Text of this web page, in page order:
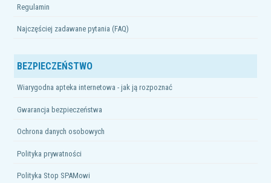
Regulamin
Najczęściej zadawane pytania (FAQ)
BEZPIECZEŃSTWO
Wiarygodna apteka internetowa - jak ją rozpoznać
Gwarancja bezpieczeństwa
Ochrona danych osobowych
Polityka prywatności
Polityka Stop SPAMowi